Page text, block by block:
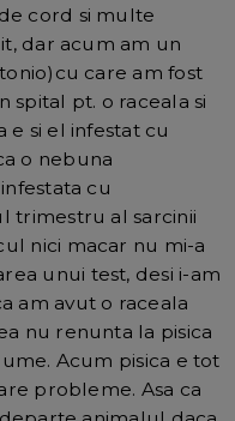
cord si multe
dar acum am un
care am fost
spital pt. o raceala si
e si el infestat cu
o nebuna
cu
trimestru al sarcinii
nici macar nu mi-a
unui test, desi i-am
am avut o raceala
nu renunta la pisica
Acum pisica e tot
probleme. Asa ca